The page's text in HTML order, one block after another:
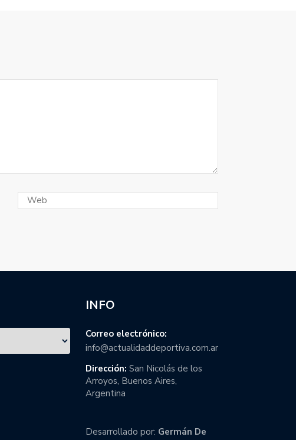
INFO
Correo electrónico:
info@actualidaddeportiva.com.ar
Dirección: San Nicolás de los
Arroyos, Buenos Aires,
Argentina
Desarrollado por: Germán De